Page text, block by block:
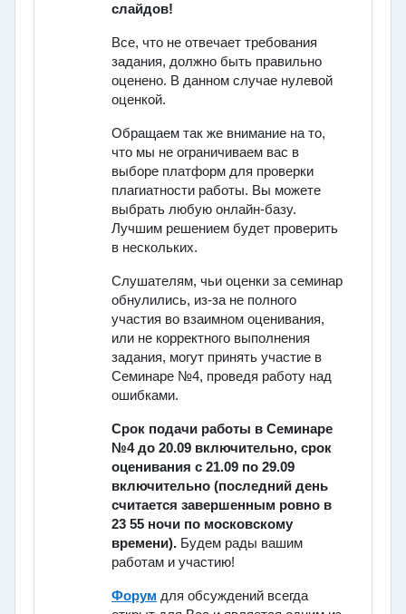
слайдов!
Все, что не отвечает требования
задания, должно быть правильно
оценено. В данном случае нулевой
оценкой.
Обращаем так же внимание на то,
что мы не ограничиваем вас в
выборе платформ для проверки
плагиатности работы. Вы можете
выбрать любую онлайн-базу.
Лучшим решением будет проверить
в нескольких.
Слушателям, чьи оценки за семинар
обнулились, из-за не полного
участия во взаимном оценивания,
или не корректного выполнения
задания, могут принять участие в
Семинаре №4, проведя работу над
ошибками.
Срок подачи работы в Семинаре
№4до 20.09 включительно, срок
оценивания с 21.09 по 29.09
включительно (последний день
считается завершенным ровно в
23 55 ночи по московскому
времени). Будем рады вашим
работам и участию!
Форум для обсуждений всегда